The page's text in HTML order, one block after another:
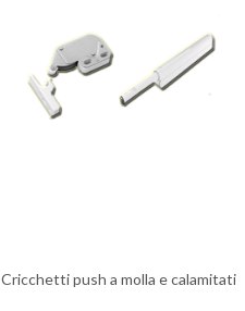
Cricchetti push a molla e calamitati